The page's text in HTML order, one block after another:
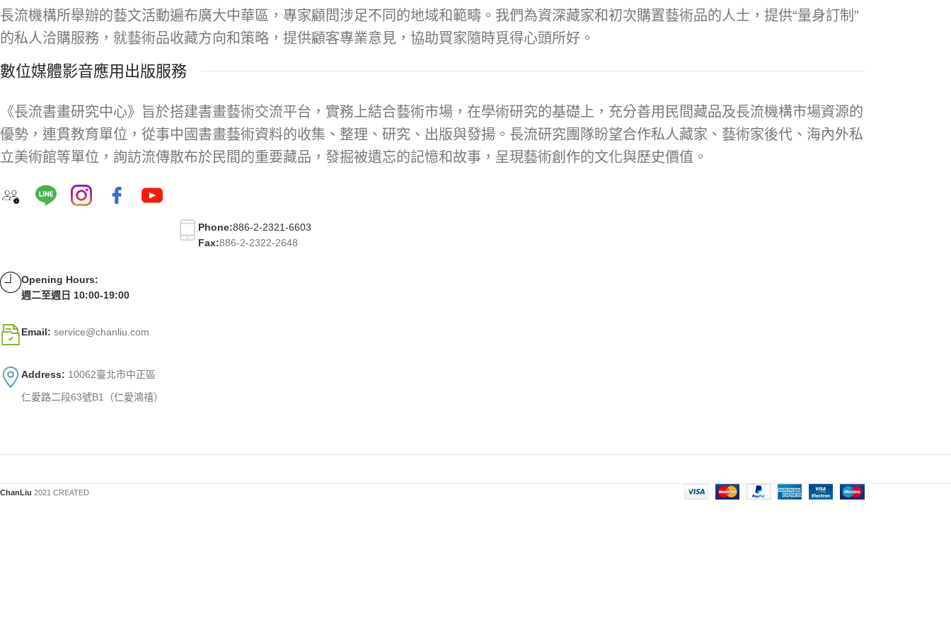
長流機構所舉辦的藝文活動遍布廣大中華區，專家顧問涉足不同的地域和範疇。我們為資深藏家和初次購置藝術品的人士，提供“量身訂制”
的私人洽購服務，就藝術品收藏方向和策略，提供顧客專業意見，協助買家隨時覓得心頭所好。
數位媒體影音應用出版服務
《長流書畫研究中心》旨於搭建書畫藝術交流平台，實務上結合藝術市場，在學術研究的基礎上，充分善用民間藏品及長流機構市場資源的
優勢，連貫教育單位，從事中國書畫藝術資料的收集、整理、研究、出版與發揚。長流研究團隊盼望合作私人藏家、藝術家後代、海內外私
立美術館等單位，詢訪流傳散布於民間的重要藏品，發掘被遺忘的記憶和故事，呈現藝術創作的文化與歷史價值。
Phone:886-2-2321-6603
Fax:886-2-2322-2648
Opening Hours:
週二至週日 10:00-19:00
Email: service@chanliu.com
Address: 10062臺北市中正區
仁愛路二段63號B1（仁愛鴻禧）
ChanLiu 2021 CREATED